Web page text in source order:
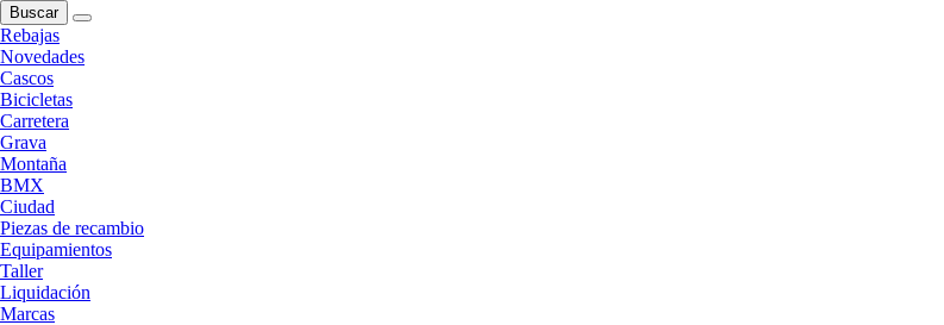
Buscar
Rebajas
Novedades
Cascos
Bicicletas
Carretera
Grava
Montaña
BMX
Ciudad
Piezas de recambio
Equipamientos
Taller
Liquidación
Marcas